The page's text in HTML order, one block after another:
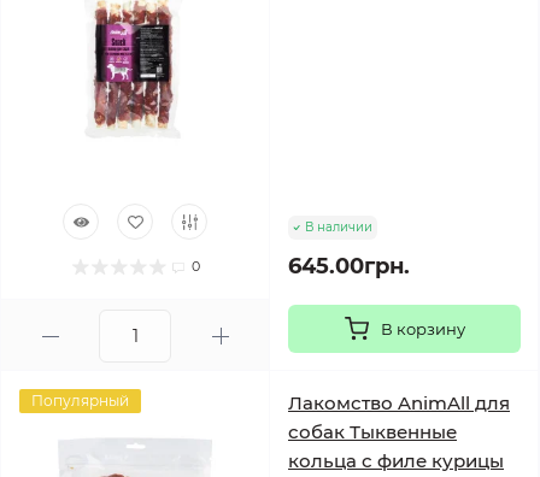
0
В наличии
645.00грн.
В корзину
Популярный
Лакомство AnimAll для
собак Тыквенные
кольца с филе курицы